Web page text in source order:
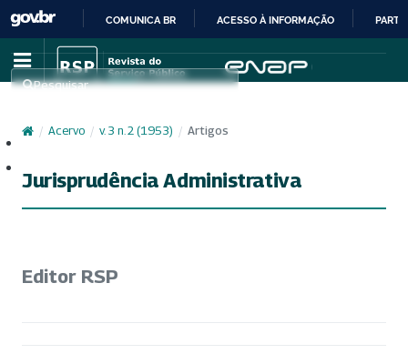
IR
PARA
CONTEÚDO
COMUNICA BR ACESSO À INFORMAÇÃO
Pesquisar
/ Acervo / v. 3 n. 2 (1953) / Artigos
Jurisprudência Administrativa
Editor RSP